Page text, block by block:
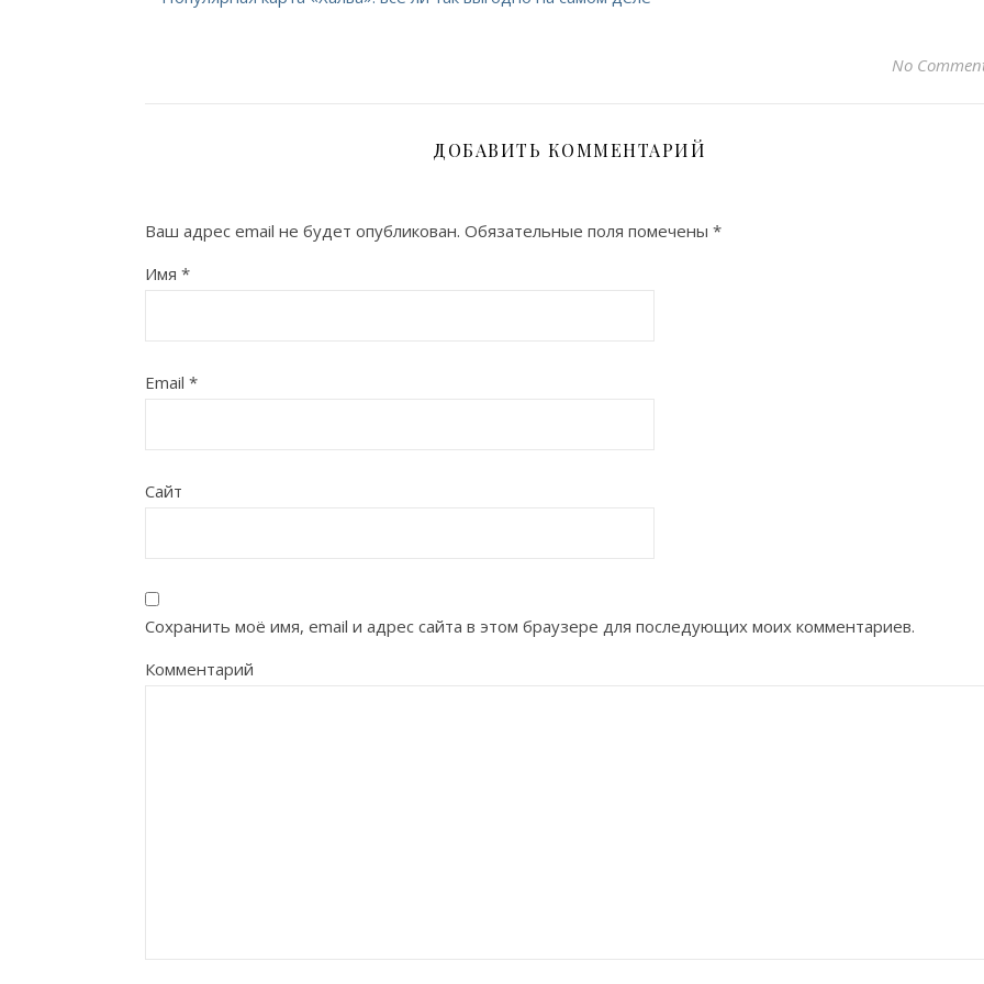
No
ДОБАВИТЬ КОММЕНТАРИЙ
Ваш адрес email не будет опубликован. Обязательные поля помечены *
Имя *
Email *
Сайт
Сохранить моё имя, email и адрес сайта в этом браузере для последующих моих комментариев.
Комментарий